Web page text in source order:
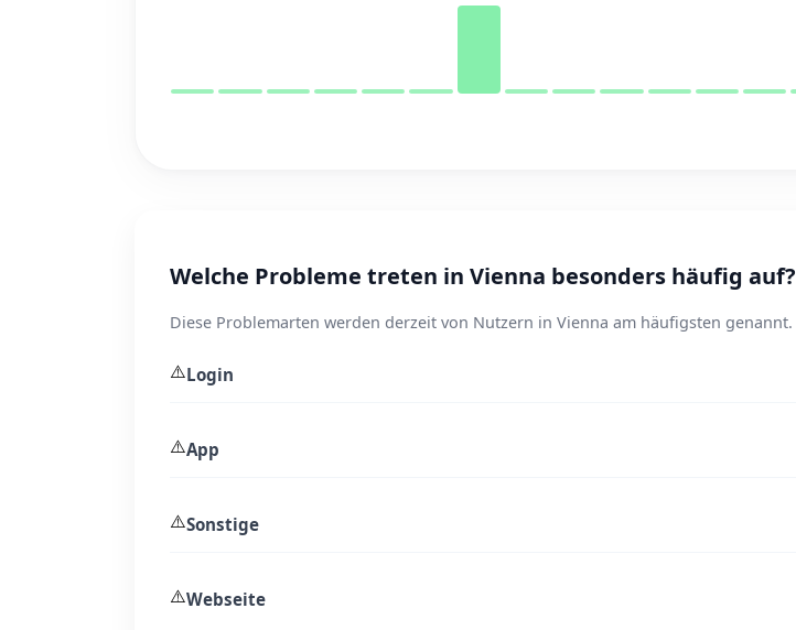
Welche Probleme treten in Vienna besonders häufig auf?
Diese Problemarten werden derzeit von Nutzern in Vienna am häufigsten genannt.
⚠️Login
⚠️App
⚠️Sonstige
⚠️Webseite